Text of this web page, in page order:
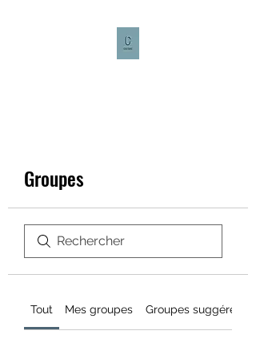
Groupes
Tout Mes groupes Groupes suggérés